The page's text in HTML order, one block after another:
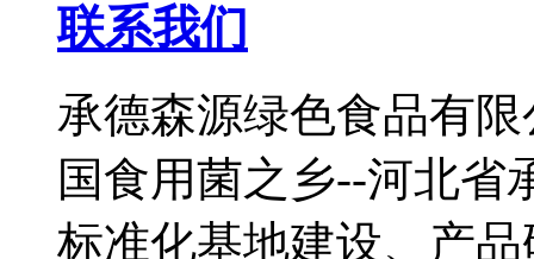
联系我们
承德森源绿色食品有
国食用菌之乡--河北省
标准化基地建设、产